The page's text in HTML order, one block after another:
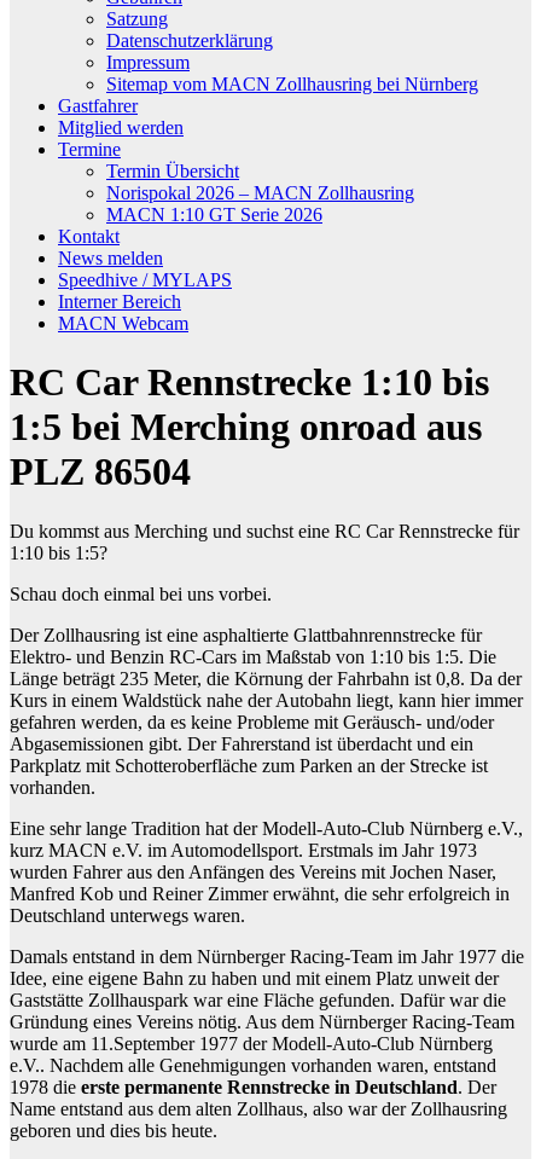
Satzung
Datenschutzerklärung
Impressum
Sitemap vom MACN Zollhausring bei Nürnberg
Gastfahrer
Mitglied werden
Termine
Termin Übersicht
Norispokal 2026 – MACN Zollhausring
MACN 1:10 GT Serie 2026
Kontakt
News melden
Speedhive / MYLAPS
Interner Bereich
MACN Webcam
RC Car Rennstrecke 1:10 bis
1:5 bei Merching onroad aus
PLZ 86504
Du kommst aus Merching und suchst eine RC Car Rennstrecke für
1:10 bis 1:5?
Schau doch einmal bei uns vorbei.
Der Zollhausring ist eine asphaltierte Glattbahnrennstrecke für
Elektro- und Benzin RC-Cars im Maßstab von 1:10 bis 1:5. Die
Länge beträgt 235 Meter, die Körnung der Fahrbahn ist 0,8. Da der
Kurs in einem Waldstück nahe der Autobahn liegt, kann hier immer
gefahren werden, da es keine Probleme mit Geräusch- und/oder
Abgasemissionen gibt. Der Fahrerstand ist überdacht und ein
Parkplatz mit Schotteroberfläche zum Parken an der Strecke ist
vorhanden.
Eine sehr lange Tradition hat der Modell-Auto-Club Nürnberg e.V.,
kurz MACN e.V. im Automodellsport. Erstmals im Jahr 1973
wurden Fahrer aus den Anfängen des Vereins mit Jochen Naser,
Manfred Kob und Reiner Zimmer erwähnt, die sehr erfolgreich in
Deutschland unterwegs waren.
Damals entstand in dem Nürnberger Racing-Team im Jahr 1977 die
Idee, eine eigene Bahn zu haben und mit einem Platz unweit der
Gaststätte Zollhauspark war eine Fläche gefunden. Dafür war die
Gründung eines Vereins nötig. Aus dem Nürnberger Racing-Team
wurde am 11.September 1977 der Modell-Auto-Club Nürnberg
e.V.. Nachdem alle Genehmigungen vorhanden waren, entstand
1978 die erste permanente Rennstrecke in Deutschland. Der
Name entstand aus dem alten Zollhaus, also war der Zollhausring
geboren und dies bis heute.